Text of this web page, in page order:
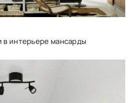
в интерьере мансарды